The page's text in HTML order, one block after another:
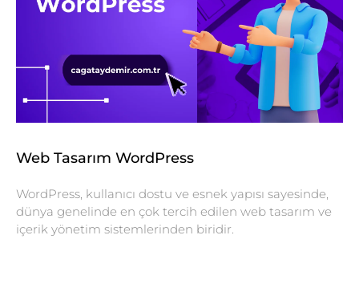
Web Tasarım WordPress
WordPress, kullanıcı dostu ve esnek yapısı sayesinde,
dünya genelinde en çok tercih edilen web tasarım ve
içerik yönetim sistemlerinden biridir.